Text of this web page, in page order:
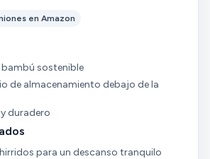
en Amazon
sostenible
de almacenamiento debajo de la
duradero
para un descanso tranquilo